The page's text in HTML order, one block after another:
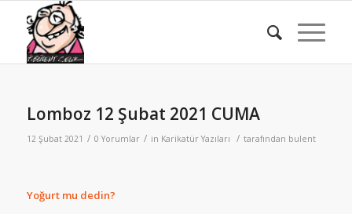
Lomboz 12 Şubat 2021 CUMA
12 Şubat 2021 / 0 Yorumlar / in Karikatür Yazıları / tarafından bulent
Yoğurt mu dedin?